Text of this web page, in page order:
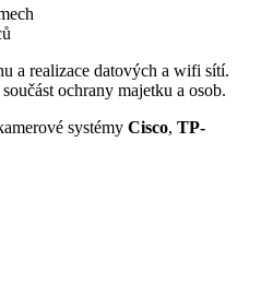
a realizace datových a wifi sítí.
ochrany majetku a osob.
systémy Cisco, TP-